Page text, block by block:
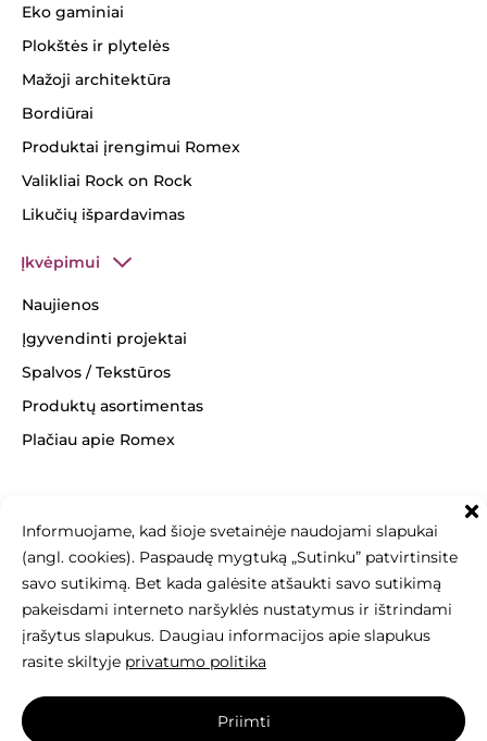
Informuojame, kad šioje svetainėje naudojami slapukai
(angl. cookies). Paspaudę mygtuką „Sutinku” patvirtinsite
savo sutikimą. Bet kada galėsite atšaukti savo sutikimą
pakeisdami interneto naršyklės nustatymus ir ištrindami
įrašytus slapukus. Daugiau informacijos apie slapukus
rasite skiltyje privatumo politika
Priimti
Eko gaminiai
Plokštės ir plytelės
Mažoji architektūra
Bordiūrai
Produktai įrengimui Romex
Valikliai Rock on Rock
Likučių išpardavimas
Įkvėpimui
Naujienos
Įgyvendinti projektai
Spalvos / Tekstūros
Produktų asortimentas
Plačiau apie Romex
+370 463 14062
info@betonomozaika.lt
Šios svetainės turinys, tekstai, nuotraukos